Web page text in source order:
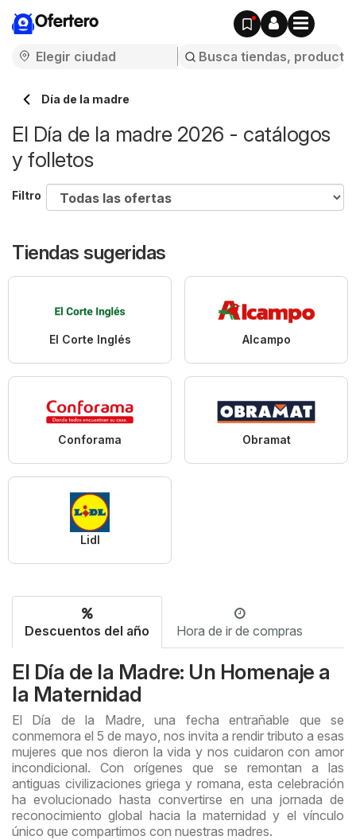
Ofertero
Día de la madre
El Día de la madre 2026 - catálogos
y folletos
Filtro
Tiendas sugeridas
El Corte Inglés Alcampo
Conforama Obramat
Lidl
Descuentos del año Hora de ir de compras
El Día de la Madre: Un Homenaje a
la Maternidad
El Día de la Madre, una fecha entrañable que se
conmemora el 5 de mayo, nos invita a rendir tributo a esas
mujeres que nos dieron la vida y nos cuidaron con amor
incondicional. Con orígenes que se remontan a las
antiguas civilizaciones griega y romana, esta celebración
ha evolucionado hasta convertirse en una jornada de
reconocimiento global hacia la maternidad y el vínculo
único que compartimos con nuestras madres.